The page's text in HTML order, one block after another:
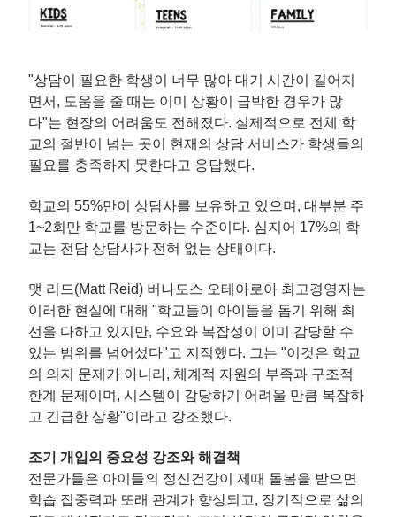
"상담이 필요한 학생이 너무 많아 대기 시간이 길어지
면서, 도움을 줄 때는 이미 상황이 급박한 경우가 많
다"는 현장의 어려움도 전해졌다. 실제적으로 전체 학
교의 절반이 넘는 곳이 현재의 상담 서비스가 학생들의
필요를 충족하지 못한다고 응답했다.
학교의 55%만이 상담사를 보유하고 있으며, 대부분 주
1~2회만 학교를 방문하는 수준이다. 심지어 17%의 학
교는 전담 상담사가 전혀 없는 상태이다.
맷 리드(Matt Reid) 버나도스 오테아로아 최고경영자는
이러한 현실에 대해 "학교들이 아이들을 돕기 위해 최
선을 다하고 있지만, 수요와 복잡성이 이미 감당할 수
있는 범위를 넘어섰다"고 지적했다. 그는 "이것은 학교
의 의지 문제가 아니라, 체계적 자원의 부족과 구조적
한계 문제이며, 시스템이 감당하기 어려울 만큼 복잡하
고 긴급한 상황"이라고 강조했다.
조기 개입의 중요성 강조와 해결책
전문가들은 아이들의 정신건강이 제때 돌봄을 받으면
학습 집중력과 또래 관계가 향상되고, 장기적으로 삶의